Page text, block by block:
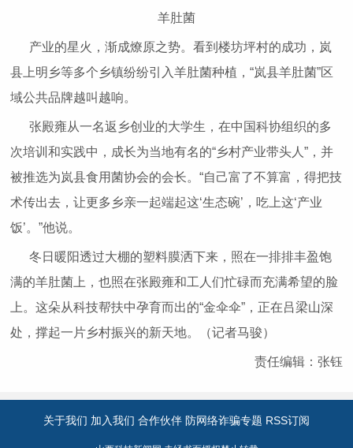
羊肚菌
产业的星火，渐成燎原之势。看到楼坊坪村的成功，岚
县上明乡等多个乡镇纷纷引入羊肚菌种植，“岚县羊肚菌”区
域公共品牌越叫越响。
张殿雍从一名返乡创业的大学生，在中国科协组织的多
次培训和实践中，成长为当地有名的“乡村产业带头人”，并
被推选为岚县食用菌协会的会长。“自己富了不算富，得把技
术传出去，让更多乡亲一起端起这‘生态碗’，吃上这‘产业
饭’。”他说。
冬日暖阳透过大棚的塑料膜洒下来，照在一排排丰盈饱
满的羊肚菌上，也照在张殿雍和工人们忙碌而充满希望的脸
上。这朵从科技帮扶中孕育而出的“金伞伞”，正在吕梁山深
处，撑起一片乡村振兴的新天地。（记者马骏）
责任编辑：张钰
关于我们 加入我们 合作伙伴 防网络诈骗专题 RSS订阅